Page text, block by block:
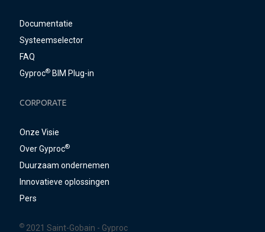
Documentatie
Systeemselector
FAQ
Gyproc® BIM Plug-in
CORPORATE
Onze Visie
Over Gyproc®
Duurzaam ondernemen
Innovatieve oplossingen
Pers
© 2021 Saint-Gobain - Gyproc